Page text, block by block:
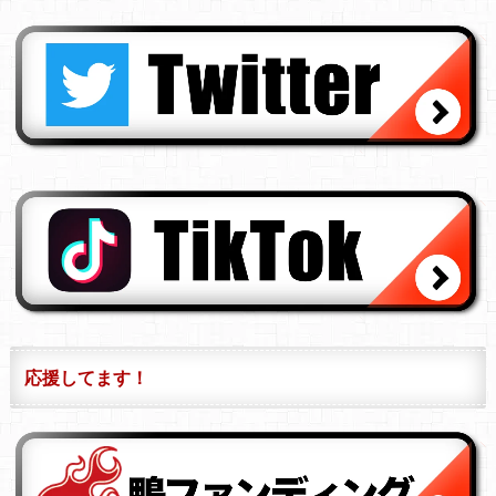
応援してます！